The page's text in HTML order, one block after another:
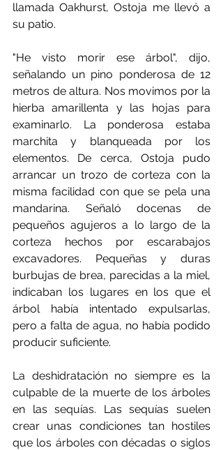
llamada Oakhurst, Ostoja me llevó a
su patio.
"He visto morir ese árbol", dijo,
señalando un pino ponderosa de 12
metros de altura. Nos movimos por la
hierba amarillenta y las hojas para
examinarlo. La ponderosa estaba
marchita y blanqueada por los
elementos. De cerca, Ostoja pudo
arrancar un trozo de corteza con la
misma facilidad con que se pela una
mandarina. Señaló docenas de
pequeños agujeros a lo largo de la
corteza hechos por escarabajos
excavadores. Pequeñas y duras
burbujas de brea, parecidas a la miel,
indicaban los lugares en los que el
árbol había intentado expulsarlas,
pero a falta de agua, no había podido
producir suficiente.
La deshidratación no siempre es la
culpable de la muerte de los árboles
en las sequías. Las sequías suelen
crear unas condiciones tan hostiles
que los árboles con décadas o siglos